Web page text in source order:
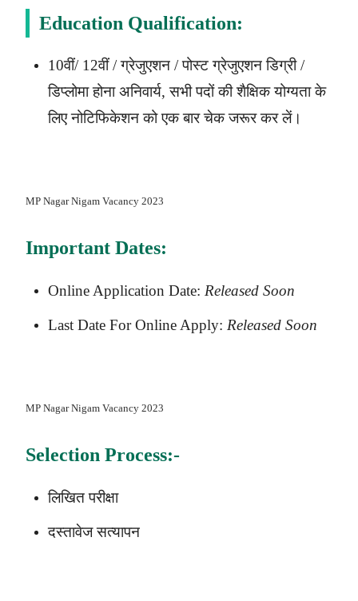
Education Qualification:
10वीं/ 12वीं / ग्रेजुएशन / पोस्ट ग्रेजुएशन डिग्री /
डिप्लोमा होना अनिवार्य, सभी पदों की शैक्षिक योग्यता के
लिए नोटिफिकेशन को एक बार चेक जरूर कर लें।
MP Nagar Nigam Vacancy 2023
Important Dates:
Online Application Date: Released Soon
Last Date For Online Apply: Released Soon
MP Nagar Nigam Vacancy 2023
Selection Process:-
लिखित परीक्षा
दस्तावेज सत्यापन